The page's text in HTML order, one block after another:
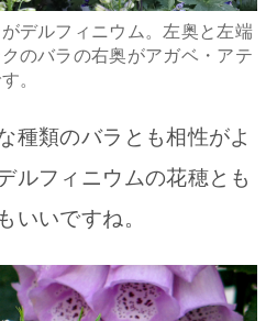
デルフィニウム。左奥と左端
のバラの右奥がアガベ・アテ
。
種類のバラとも相性がよ
ルフィニウムの花穂とも
いいですね。